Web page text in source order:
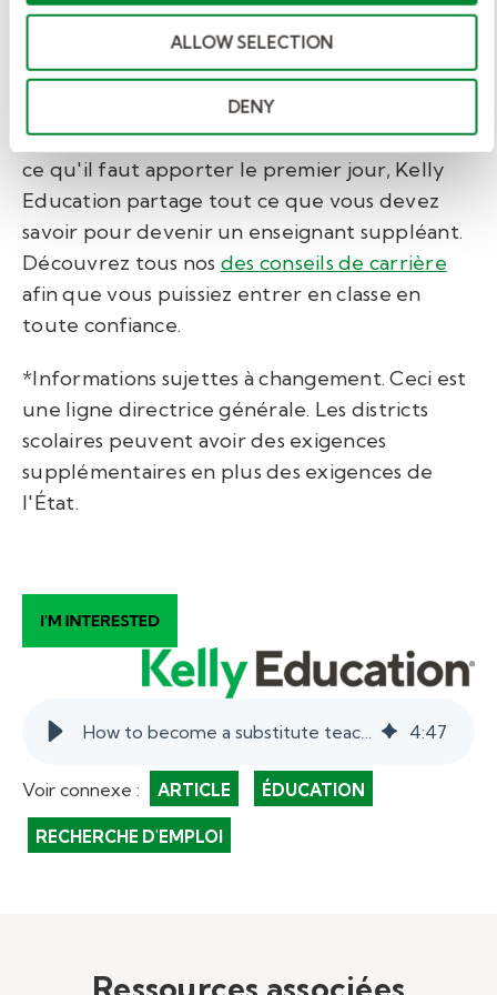
ALLOW SELECTION
DENY
.
Avez-vous d'autres questions sur le fait de
devenir enseignant suppléant ?
vestimentaires des enseignants suppléantssur
ce qu'il faut apporter le premier jour, Kelly
Education partage tout ce que vous devez
savoir pour devenir un enseignant suppléant.
Découvrez tous nos des conseils de carrière
afin que vous puissiez entrer en classe en
toute confiance.
*Informations sujettes à changement. Ceci est
une ligne directrice générale. Les districts
scolaires peuvent avoir des exigences
supplémentaires en plus des exigences de
l'État.
How to become a substitute teacher in Ohio. 4:47
Voir connexe : ARTICLE ÉDUCATION
RECHERCHE D'EMPLOI